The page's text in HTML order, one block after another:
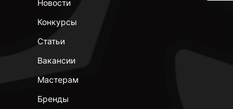
Новости
Конкурсы
Статьи
Вакансии
Мастерам
Бренды